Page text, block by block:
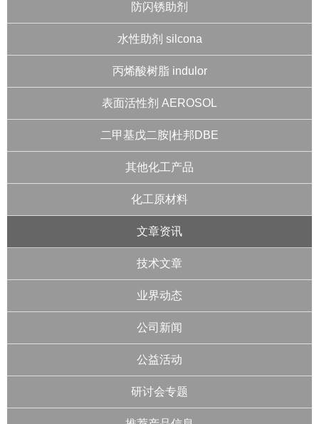
防闪锈助剂
水性助剂 silcona
丙烯酸树脂 indulor
表面活性剂 AEROSOL
二甲基戊二胺|杜邦DBE
其他化工产品
化工原材料
文章资讯
技术文章
业界动态
公司新闻
公益活动
研讨会专题